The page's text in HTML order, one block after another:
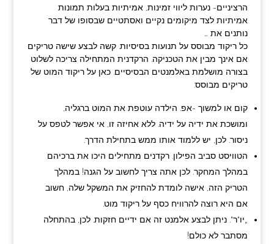
הרציניים- נערות ליווי זמינות, אמיתיות בעלות תמונות
אמיתיות לצד מיקומים נקיים ואסתטיים שבסופו של דבר
נותנים את …
כל ריקוד מבוסס על תנועות בסיסיות. קשה לבצע שישה טריקים
אם אינך מבין את הטכניקה. הרקדנית המתחילה צריכה לשלוט
בצורה מושלמת באלמנטים הבסיסיים. כאן על ריקוד המוט של
טריקים מבוסס:
קום או למשוך -אפ. הילדה עוטפת את המוט ברגליה,
ומושכת את ידיה על ידיה. ללא אחיזה זו, אי אפשר לטפס על
ניסור. לכן, יש ללמוד אותו ממש בתחילת הדרך.
הטוויסט סביב הפילון. רקדנים מתחילים היכו את ברכיהם
במהלך המחקר. לכן אתה צריך לחשוב על הגנה! במהלך
הטריק הזה, אישה לומדת להחזיק את המשקל שלה, חשוב
אם היא רוצה להרוויח כסף על ריקוד מוט.
„יו“ר“. ניתן לבצע אלמנט זה אם ידיים חזקות. לכן, בהתחלה
מסתבר לא כולם!